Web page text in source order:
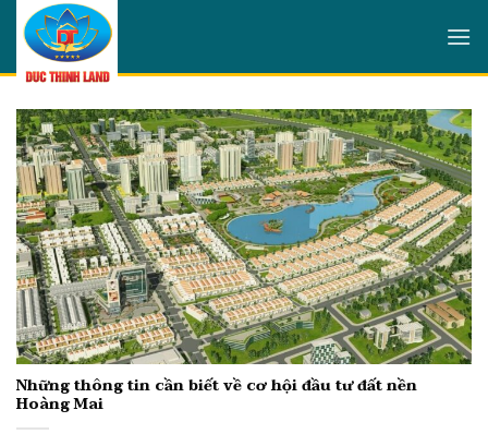
Skip
content
Những thông tin cần biết về cơ hội đầu tư đất nền
Hoàng Mai